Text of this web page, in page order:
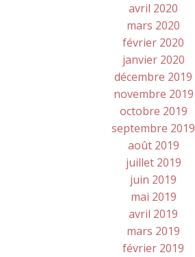
avril 2020
mars 2020
février 2020
janvier 2020
décembre 2019
novembre 2019
octobre 2019
septembre 2019
août 2019
juillet 2019
juin 2019
mai 2019
avril 2019
mars 2019
février 2019